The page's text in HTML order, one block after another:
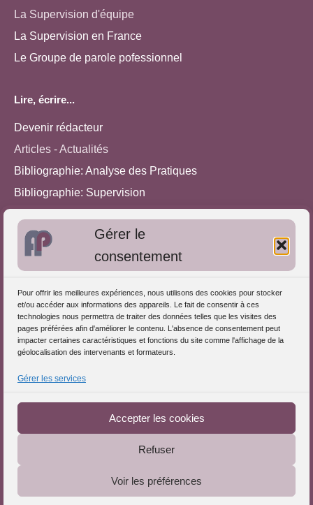
Gérer le
consentement
Pour offrir les meilleures expériences, nous utilisons des cookies pour stocker
et/ou accéder aux informations des appareils. Le fait de consentir à ces
technologies nous permettra de traiter des données telles que les visites des
pages préférées afin d'améliorer le contenu. L'absence de consentement peut
impacter certaines caractéristiques et fonctions du site comme l'affichage de la
géolocalisation des intervenants et formateurs.
Gérer les services
Accepter les cookies
Refuser
Voir les préférences
La Supervision d'équipe
La Supervision en France
Le Groupe de parole pofessionnel
Lire, écrire...
Devenir rédacteur
Articles - Actualités
Bibliographie: Analyse des Pratiques
Bibliographie: Supervision
Approches de l'Analyse des pratiques
S'inscrire dans l'Annuaire
Publiez vos formations
Charte déontologique
Le Portail de l'Analyse des Pratiques © 2025 - Tous droits
Téléchargez le Guide